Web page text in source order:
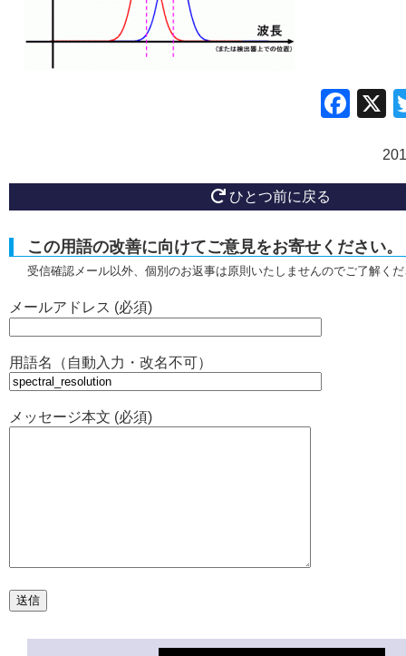
ひとつ前に戻る
この用語の改善に向けてご意見をお寄せください。
受信確認メール以外、個別のお返事は原則いたしませんのでご了解く
メールアドレス (必須)
用語名（自動入力・改名不可）
メッセージ本文 (必須)